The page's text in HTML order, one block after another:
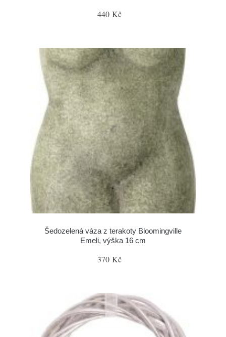
440 Kč
Šedozelená váza z terakoty Bloomingville
Emeli, výška 16 cm
370 Kč